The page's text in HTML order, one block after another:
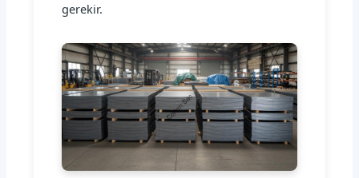
gerekir.